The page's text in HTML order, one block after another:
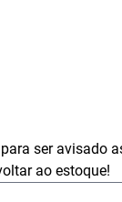
ser avisado
ao estoque!